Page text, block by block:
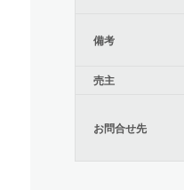
備考
売主
お問合せ先